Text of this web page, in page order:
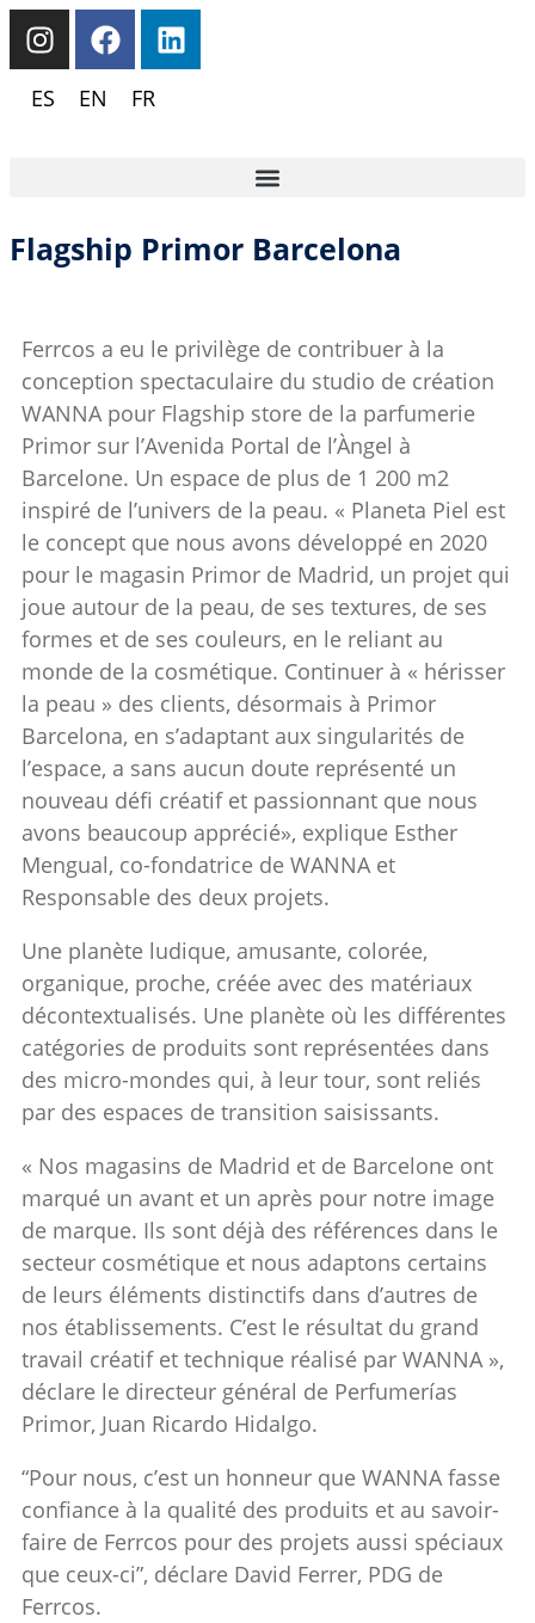
ES EN FR
Flagship Primor Barcelona
Ferrcos a eu le privilège de contribuer à la
conception spectaculaire du studio de création
WANNA pour Flagship store de la parfumerie
Primor sur l’Avenida Portal de l’Àngel à
Barcelone. Un espace de plus de 1 200 m2
inspiré de l’univers de la peau. « Planeta Piel est
le concept que nous avons développé en 2020
pour le magasin Primor de Madrid, un projet qui
joue autour de la peau, de ses textures, de ses
formes et de ses couleurs, en le reliant au
monde de la cosmétique. Continuer à « hérisser
la peau » des clients, désormais à Primor
Barcelona, ​​en s’adaptant aux singularités de
l’espace, a sans aucun doute représenté un
nouveau défi créatif et passionnant que nous
avons beaucoup apprécié», explique Esther
Mengual, co-fondatrice de WANNA et
Responsable des deux projets.
Une planète ludique, amusante, colorée,
organique, proche, créée avec des matériaux
décontextualisés. Une planète où les différentes
catégories de produits sont représentées dans
des micro-mondes qui, à leur tour, sont reliés
par des espaces de transition saisissants.
« Nos magasins de Madrid et de Barcelone ont
marqué un avant et un après pour notre image
de marque. Ils sont déjà des références dans le
secteur cosmétique et nous adaptons certains
de leurs éléments distinctifs dans d’autres de
nos établissements. C’est le résultat du grand
travail créatif et technique réalisé par WANNA »,
déclare le directeur général de Perfumerías
Primor, Juan Ricardo Hidalgo.
“Pour nous, c’est un honneur que WANNA fasse
confiance à la qualité des produits et au savoir-
faire de Ferrcos pour des projets aussi spéciaux
que ceux-ci”, déclare David Ferrer, PDG de
Ferrcos.